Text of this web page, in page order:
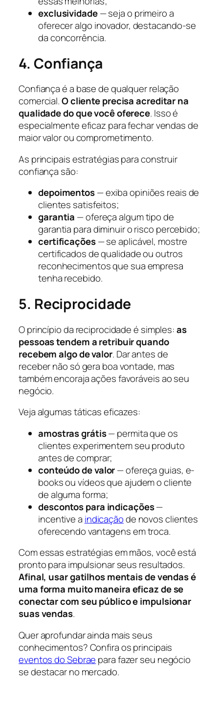
exclusividade— seja o primeiro a
oferecer algo inovador, destacando-se
da concorrência.
4. Confiança
Confiança é a base de qualquer relação
comercial.O cliente precisa acreditar na
qualidade do que você oferece. Isso é
especialmente eficaz para fechar vendas de
maior valor ou comprometimento.
As principais estratégias para construir
confiança são:
depoimentos— exiba opiniões reais de
clientes satisfeitos;
garantia — ofereça algum tipo de
garantia para diminuir o risco percebido;
certificações— se aplicável, mostre
certificados de qualidade ou outros
reconhecimentos que sua empresa
tenha recebido.
5. Reciprocidade
O princípio da reciprocidade é simples:as
pessoas tendem a retribuir quando
recebem algo de valor. Dar antes de
receber não só gera boa vontade, mas
também encoraja ações favoráveis ao seu
negócio.
Veja algumas táticas eficazes:
amostras grátis— permita que os
clientes experimentem seu produto
antes de comprar;
conteúdo de valor— ofereça guias, e-
books ou vídeos que ajudem o cliente
de alguma forma;
descontos para indicações—
incentive a indicaçãode novos clientes
oferecendo vantagens em troca.
Com essas estratégias em mãos, você está
pronto para impulsionar seus resultados.
Afinal, usar gatilhos mentais de vendas é
uma forma muito maneira eficaz de se
conectar com seu público e impulsionar
suas vendas.
Quer aprofundar ainda mais seus
conhecimentos? Confira os principais
eventos do Sebrae para fazer seu negócio
se destacar no mercado.